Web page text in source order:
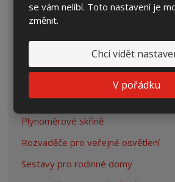
se vám nelíbí. Toto nastavení je
změnit.
Chci vidět
V pořádku
VŠECHNY KATEGORIE
Rozpojovací jistící skříně
Přípojkové skříně
Plynoměrové skříně
Rozvaděče pro veřejné osvětlení
Sestavy pro rodinné domy